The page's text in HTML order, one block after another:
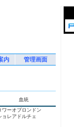
内
管理画面
血統
ワーオブロンドン
ョレアドルチェ